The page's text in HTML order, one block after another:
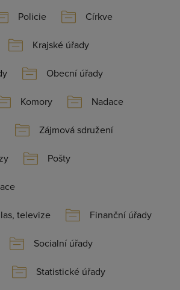
Policie Církve
Krajské úřady
Obecní úřady
Komory Nadace
Zájmová sdružení
Pošty
televize Finanční úřady
Socialní úřady
Statistické úřady